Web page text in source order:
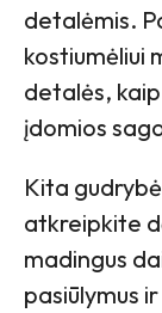
detalėmis.
kostiumėliui
detalės,
įdomios
Kita
atkreipkite
madingus
pasiūlymus